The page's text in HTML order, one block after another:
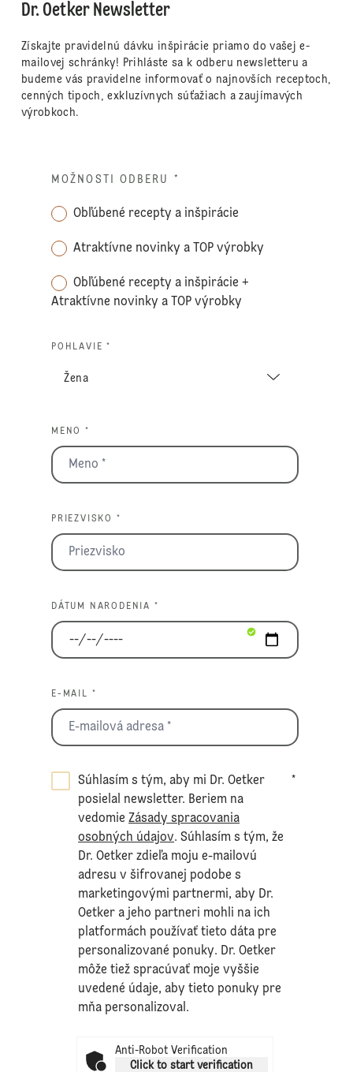
Dr. Oetker Newsletter
Získajte pravidelnú dávku inšpirácie priamo do vašej e-
mailovej schránky! Prihláste sa k odberu newsletteru a
budeme vás pravidelne informovať o najnovších receptoch,
cenných tipoch, exkluzívnych súťažiach a zaujímavých
výrobkoch.
MOŽNOSTI ODBERU *
Obľúbené recepty a inšpirácie
Atraktívne novinky a TOP výrobky
Obľúbené recepty a inšpirácie +
Atraktívne novinky a TOP výrobky
POHLAVIE *
MENO *
PRIEZVISKO *
DÁTUM NARODENIA *
E-MAIL *
Súhlasím s tým, aby mi Dr. Oetker
posielal newsletter. Beriem na
vedomieZásady spracovania
osobných údajov. Súhlasím s tým, že
Dr. Oetker zdieľa moju e-mailovú
adresu v šifrovanej podobe s
marketingovými partnermi, aby Dr.
Oetker a jeho partneri mohli na ich
platformách používať tieto dáta pre
personalizované ponuky. Dr. Oetker
môže tiež spracúvať moje vyššie
uvedené údaje, aby tieto ponuky pre
mňa personalizoval.
*
Anti-Robot Verification
Click to start verification